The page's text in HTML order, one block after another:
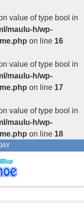
value of type bool in
maulu-h/wp-
on line 16
value of type bool in
maulu-h/wp-
on line 17
value of type bool in
maulu-h/wp-
on line 18